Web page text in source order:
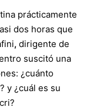
prácticamente
dos horas que
, dirigente de
suscitó una
¿cuánto
y ¿cuál es su